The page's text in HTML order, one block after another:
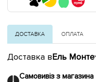
ДОСТАВКА ОПЛАТА
Доставка вЕль Монте
Самовивіз з магазина